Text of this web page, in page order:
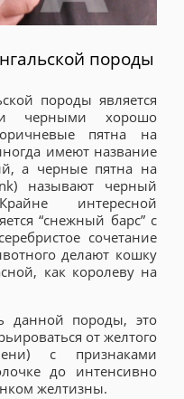
породы
породы является
черными хорошо
пятна на
имеют название
а черные пятна на
называют черный
интересной
“снежный барс” с
сочетание
делают кошку
как королеву на
данной породы, это
от желтого
с признаками
до интенсивно
желтизны.